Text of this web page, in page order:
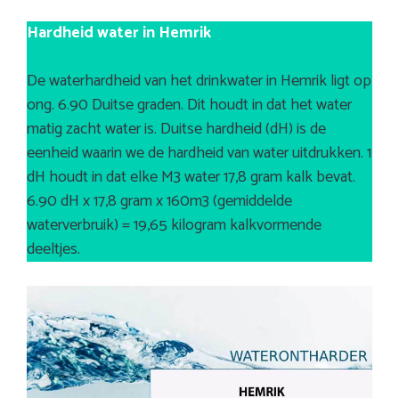
Hardheid water in Hemrik
De waterhardheid van het drinkwater in Hemrik ligt op
ong. 6.90 Duitse graden. Dit houdt in dat het water
matig zacht water is. Duitse hardheid (dH) is de
eenheid waarin we de hardheid van water uitdrukken. 1
dH houdt in dat elke M3 water 17,8 gram kalk bevat.
6.90 dH x 17,8 gram x 160m3 (gemiddelde
waterverbruik) = 19,65 kilogram kalkvormende
deeltjes.